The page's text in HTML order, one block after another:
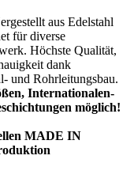
aus Edelstahl
für diverse
Höchste Qualität,
dank
und Rohrleitungsbau.
Internationalen-
möglich!
MADE IN